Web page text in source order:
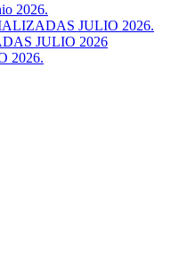
2026.
JULIO 2026.
JULIO 2026
2026.